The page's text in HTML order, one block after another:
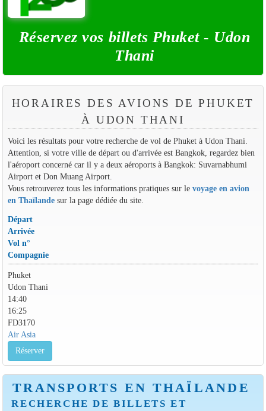
Réservez vos billets Phuket - Udon
Thani
HORAIRES DES AVIONS DE PHUKET
À UDON THANI
Voici les résultats pour votre recherche de vol de Phuket à Udon Thani.
Attention, si votre ville de départ ou d'arrivée est Bangkok, regardez bien
l'aéroport concerné car il y a deux aéroports à Bangkok: Suvarnabhumi
Airport et Don Muang Airport.
Vous retrouverez tous les informations pratiques sur le voyage en avion
en Thaïlandesur la page dédiée du site.
Départ
Arrivée
Vol n°
Compagnie
Phuket
Udon Thani
14:40
16:25
FD3170
Air Asia
Réserver
TRANSPORTS EN THAÏLANDE
RECHERCHE DE BILLETS ET